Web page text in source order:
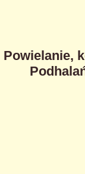
Powielanie,